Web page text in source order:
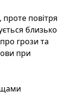
повітря
близько
грози та
при